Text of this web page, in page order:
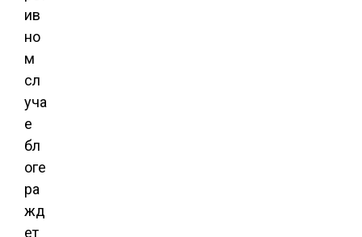
ив
но
м
сл
уча
е
бл
оге
ра
жд
ет